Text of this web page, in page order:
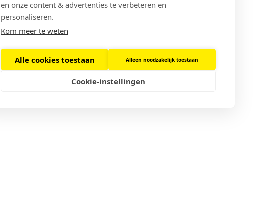
en onze content & advertenties te verbeteren en
personaliseren.
Kom meer te weten
Alle cookies toestaan Alleen noodzakelijk toestaan
Cookie-instellingen